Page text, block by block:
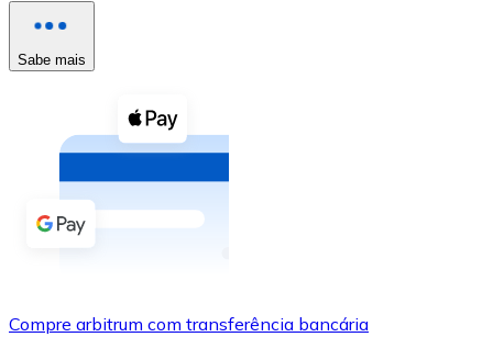
Ver tudo
Cupons cripto
Compre criptomoedas com dinheiro e outros
Comprar com dinheiro
Transferência SEPA
Sabe mais
Compre arbitrum com transferência bancária